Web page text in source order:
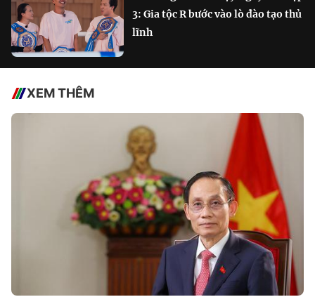
3: Gia tộc R bước vào lò đào tạo thủ
lĩnh
XEM THÊM